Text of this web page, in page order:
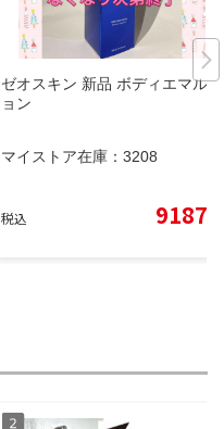
ゼオスキン 新品 ボディエマルジ
ョン
マイストア在庫： 3208
税込 9187